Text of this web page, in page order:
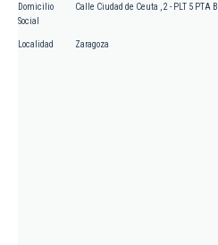
Domicilio
Social
Calle Ciudad de Ceuta , 2 - PLT 5 PTA B
Localidad Zaragoza